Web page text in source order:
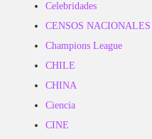
Celebridades
CENSOS NACIONALES
Champions League
CHILE
CHINA
Ciencia
CINE